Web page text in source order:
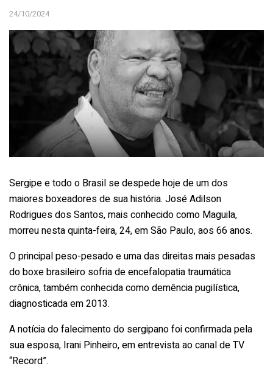
24/10/2024
Sergipe e todo o Brasil se despede hoje de um dos
maiores boxeadores de sua história. José Adilson
Rodrigues dos Santos, mais conhecido como Maguila,
morreu nesta quinta-feira, 24, em São Paulo, aos 66 anos.
O principal peso-pesado e uma das direitas mais pesadas
do boxe brasileiro sofria de encefalopatia traumática
crônica, também conhecida como demência pugilística,
diagnosticada em 2013.
A notícia do falecimento do sergipano foi confirmada pela
sua esposa, Irani Pinheiro, em entrevista ao canal de TV
“Record”.